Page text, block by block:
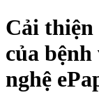
Cải
của
nghệ